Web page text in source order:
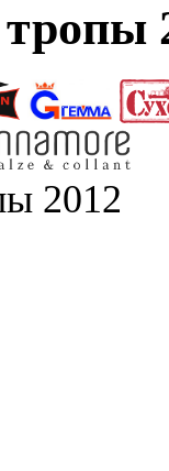
2012